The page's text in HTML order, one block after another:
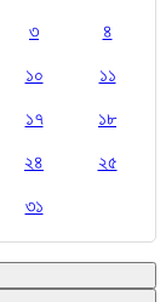
৩ ৪
১০ ১১
১৭ ১৮
২৪ ২৫
৩১